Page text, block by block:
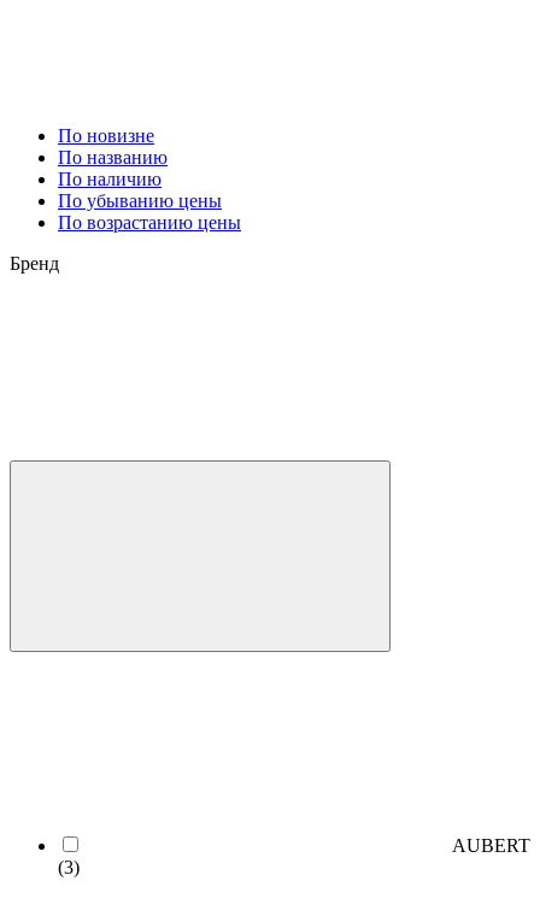
По новизне
По названию
По наличию
По убыванию цены
По возрастанию цены
Бренд
AUBERT
(3)